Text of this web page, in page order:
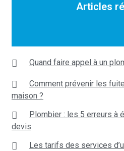
Articles
Quand faire appel à un
Comment prévenir les
maison ?
Plombier : les 5 erreurs à
devis
Les tarifs des services